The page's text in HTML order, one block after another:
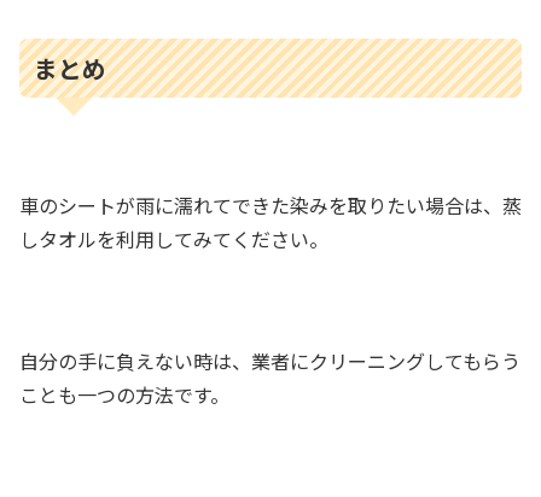
まとめ
車のシートが雨に濡れてできた染みを取りたい場合は、蒸
しタオルを利用してみてください。
自分の手に負えない時は、業者にクリーニングしてもらう
ことも一つの方法です。